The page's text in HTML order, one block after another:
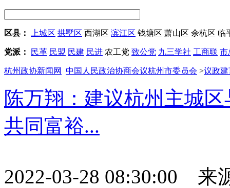
区县： 上城区 拱墅区 西湖区 滨江区 钱塘区 萧山区 余杭区 临
党派： 民革 民盟 民建 民进 农工党 致公党 九三学社 工商联 市
杭州政协新闻网 中国人民政治协商会议杭州市委员会 >议政建
陈万翔：建议杭州主城
共同富裕...
2022-03-28 08:30:00 来